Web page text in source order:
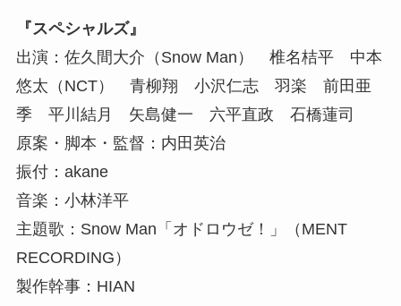
『スペシャルズ』
出演：佐久間大介（Snow Man） 椎名桔平 中本
悠太（NCT） 青柳翔 小沢仁志 羽楽 前田亜
季 平川結月 矢島健一 六平直政 石橋蓮司
原案・脚本・監督：内田英治
振付：akane
音楽：小林洋平
主題歌：Snow Man「オドロウゼ！」（MENT
RECORDING）
製作幹事：HIAN